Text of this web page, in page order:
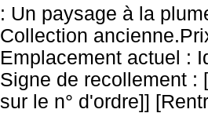
: Un paysage à la
Collection
Emplacement actuel :
Signe de recollement :
sur le n° d'ordre]]